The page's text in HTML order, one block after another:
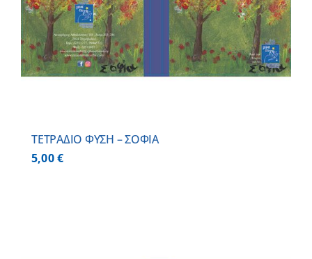
ΤΕΤΡΑΔΙΟ ΦΥΣΗ – ΣΟΦΙΑ
5,00€